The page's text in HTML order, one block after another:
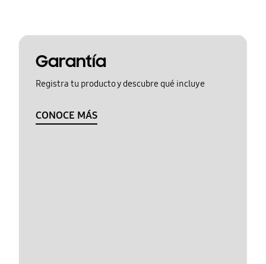
Garantía
Registra tu producto y descubre qué incluye
CONOCE MÁS